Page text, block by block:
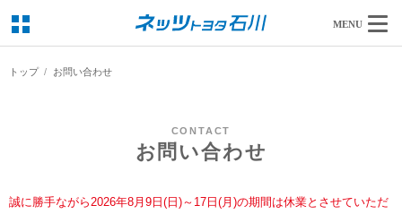
MENU
トップ お問い合わせ
CONTACT
お問い合わせ
誠に勝手ながら2026年8月9日(日)～17日(月)の期間は休業とさせていただ